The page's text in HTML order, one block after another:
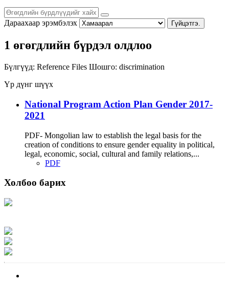
Дараахаар эрэмбэлэх Гүйцэтгэ.
1 өгөгдлийн бүрдэл олдлоо
Бүлгүүд: Reference Files Шошго: discrimination
Үр дүнг шүүх
National Program Action Plan Gender 2017-
2021
PDF- Mongolian law to establish the legal basis for the
creation of conditions to ensure gender equality in political,
legal, economic, social, cultural and family relations,...
PDF
Холбоо барих